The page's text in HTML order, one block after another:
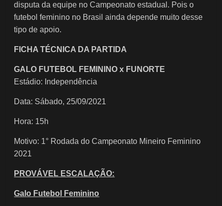
disputa da equipe no Campeonato estadual. Pois o
futebol feminino no Brasil ainda depende muito desse
tipo de apoio.
FICHA TÉCNICA DA PARTIDA
GALO FUTEBOL FEMININO x FUNORTE
​Estádio: Independência
Data: Sábado, 25/09/2021
Hora: 15h
Motivo: 1° Rodada do Campeonato Mineiro Feminino
2021
PROVÁVEL ESCALAÇÃO:
Galo Futebol Feminino